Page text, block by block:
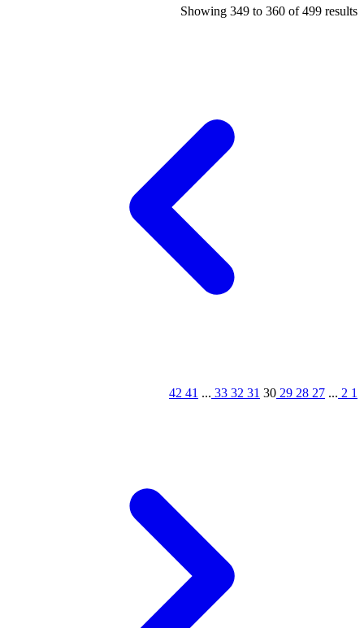
Showing 349 to 360 of499 results
1
2
...
27
28
29
30
31
32
33
...
41
42